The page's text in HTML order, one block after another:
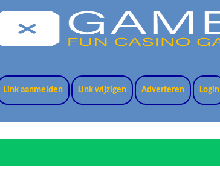
Link aanmelden Link wijzigen Adverteren Login